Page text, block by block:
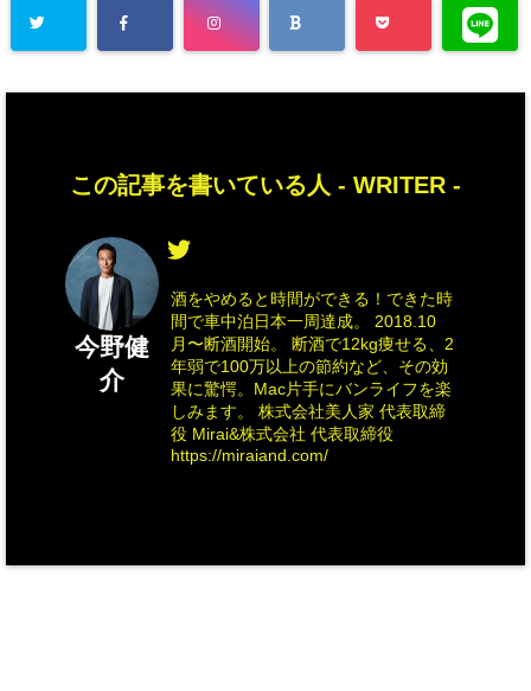
この記事を書いている人 - WRITER -
今野健
介
酒をやめると時間ができる！できた時
間で車中泊日本一周達成。 2018.10
月〜断酒開始。 断酒で12kg痩せる、2
年弱で100万以上の節約など、その効
果に驚愕。Mac片手にバンライフを楽
しみます。 株式会社美人家 代表取締
役 Mirai&株式会社 代表取締役
https://miraiand.com/